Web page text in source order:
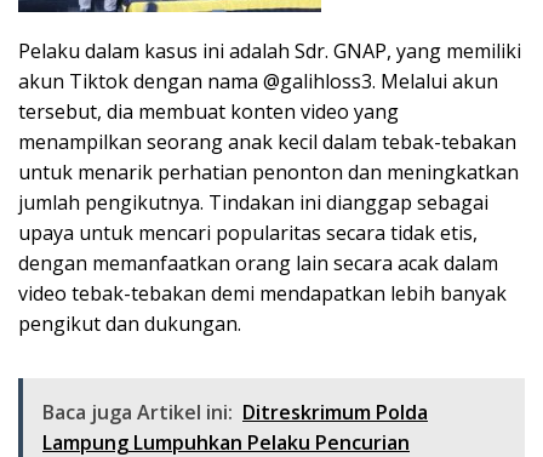
Pelaku dalam kasus ini adalah Sdr. GNAP, yang memiliki
akun Tiktok dengan nama @galihloss3. Melalui akun
tersebut, dia membuat konten video yang
menampilkan seorang anak kecil dalam tebak-tebakan
untuk menarik perhatian penonton dan meningkatkan
jumlah pengikutnya. Tindakan ini dianggap sebagai
upaya untuk mencari popularitas secara tidak etis,
dengan memanfaatkan orang lain secara acak dalam
video tebak-tebakan demi mendapatkan lebih banyak
pengikut dan dukungan.
Baca juga Artikel ini: Ditreskrimum Polda
Lampung Lumpuhkan Pelaku Pencurian